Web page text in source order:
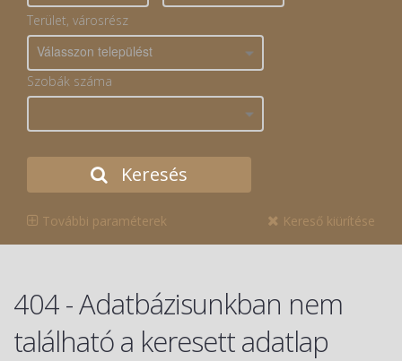
Terület, városrész
Válasszon települést
Szobák száma
Keresés
További paraméterek Kereső kiürítése
404 - Adatbázisunkban nem
található a keresett adatlap